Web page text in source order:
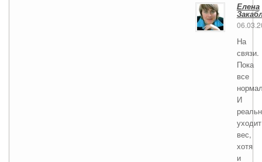
Елена
На
связи.
Пока
все
И
уходит
вес,
хотя
и